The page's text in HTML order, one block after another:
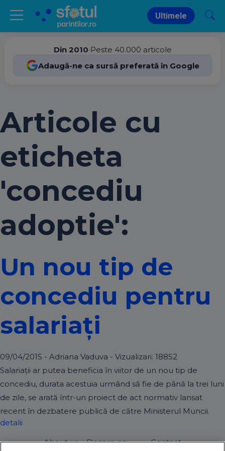
Ultimele
Din 2010•Peste 40.000 articole
Adaugă-ne ca sursă preferată în Google
Articole cu
eticheta
'concediu
adoptie':
Un nou tip de
concediu pentru
salariați
09/04/2015 - Adriana Vaduva - Vizualizari: 18852
Salariații ar putea beneficia în viitor de un nou tip de
concediu, durata acestuia urmând să fie de până la trei luni
de zile, se arată într-un proiect de act normativ lansat
recent în dezbatere publică de către Ministerul Muncii.
detalii
About us – Despre noi Contact